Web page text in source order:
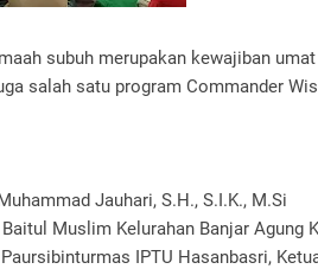
subuh merupakan kewajiban
salah satu program Commander
Jauhari, S.H., S.I.K., M.Si
Muslim Kelurahan Banjar Agung
IPTU Hasanbasri,